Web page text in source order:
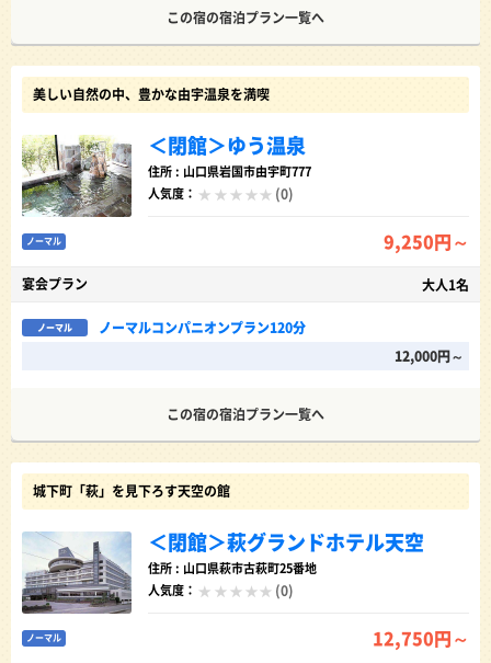
この宿の宿泊プラン一覧へ
美しい自然の中、豊かな由宇温泉を満喫
＜閉館＞ゆう温泉
住所 : 山口県岩国市由宇町777
人気度：
(0)
ノーマル 9,250円～
宴会プラン 大人1名
ノーマル
ノーマルコンパニオンプラン120分
12,000円～
この宿の宿泊プラン一覧へ
城下町「萩」を見下ろす天空の館
＜閉館＞萩グランドホテル天空
住所 : 山口県萩市古萩町25番地
人気度：
(0)
ノーマル 12,750円～